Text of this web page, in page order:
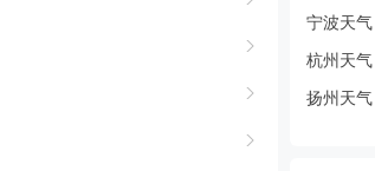
宁波天气
杭州天气
扬州天气